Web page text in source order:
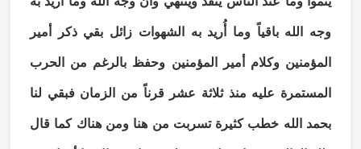
وجه الله باقياً وما أُريد به الشهوات زائل بقي ذكر أمير
المؤمنين وكلام أمير المؤمنين وحفظ بالرغم من الحرب
المستمرة عليه منذ ثلاثة عشر قرناً من الزمان فبقي لنا
بحمد الله خطب كثيرة تسربت من هنا ومن هناك كما قال